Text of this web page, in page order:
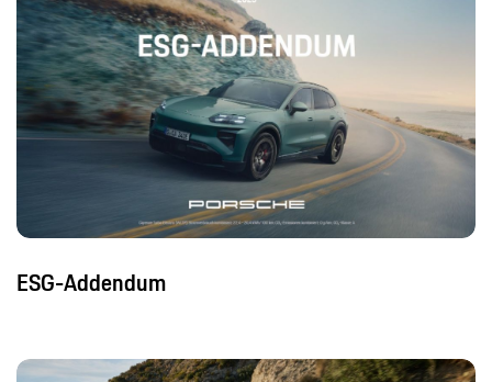
ESG-Addendum